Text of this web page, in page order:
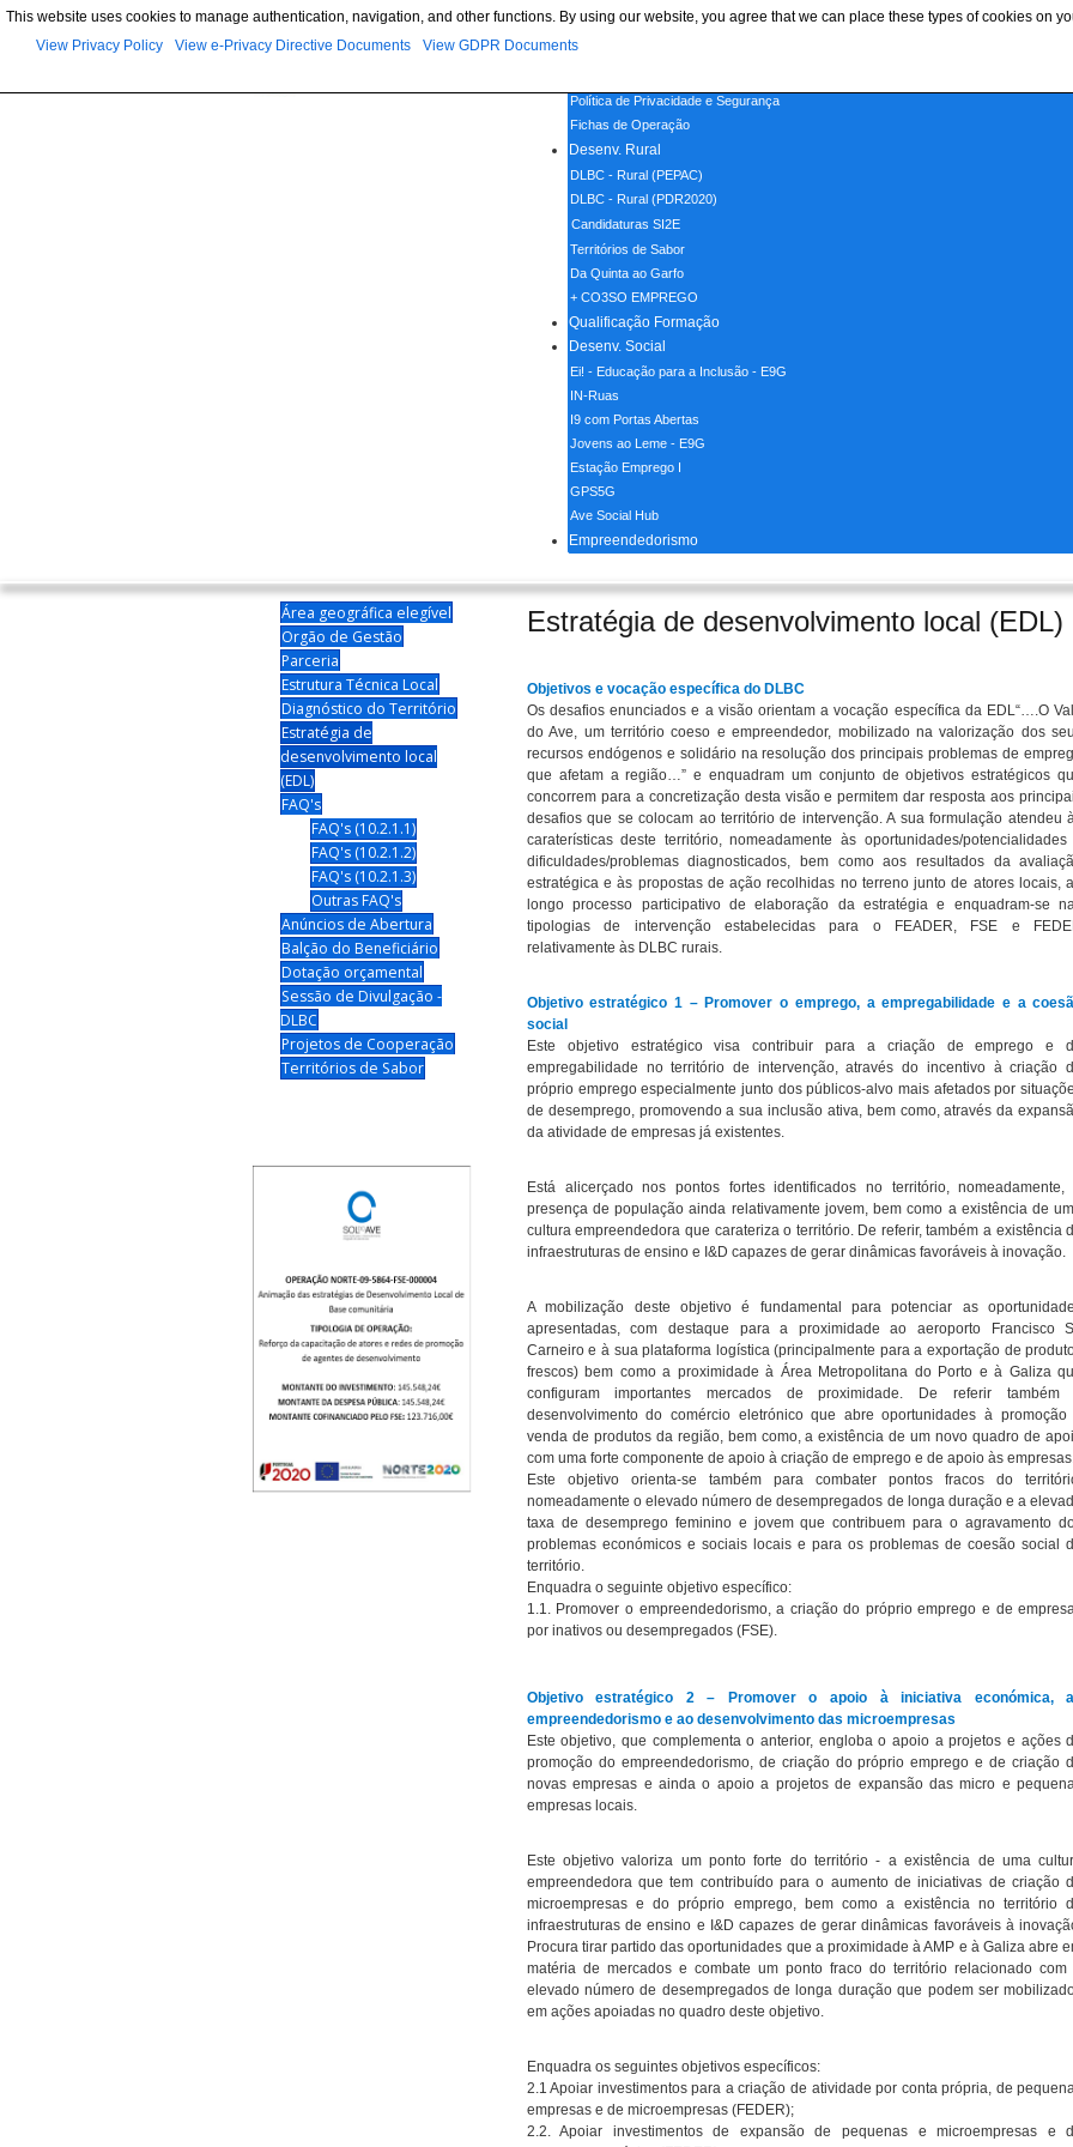
Home
Política de Privacidade e Segurança
Fichas de Operação
Desenv. Rural
DLBC - Rural (PEPAC)
DLBC - Rural (PDR2020)
Candidaturas SI2E
Territórios de Sabor
Da Quinta ao Garfo
+ CO3SO EMPREGO
Qualificação Formação
Desenv. Social
Ei! - Educação para a Inclusão - E9G
IN-Ruas
I9 com Portas Abertas
Jovens ao Leme - E9G
Estação Emprego I
GPS5G
Ave Social Hub
Empreendedorismo
Área geográfica elegível
Orgão de Gestão
Parceria
Estrutura Técnica Local
Diagnóstico do Território
Estratégia de
desenvolvimento local
(EDL)
FAQ's
FAQ's (10.2.1.1)
FAQ's (10.2.1.2)
FAQ's (10.2.1.3)
Outras FAQ's
Anúncios de Abertura
Balção do Beneficiário
Dotação orçamental
Sessão de Divulgação -
DLBC
Projetos de Cooperação
Territórios de Sabor
Estratégia de desenvolvimento local (EDL)
Objetivos e vocação específica do DLBC
Os desafios enunciados e a visão orientam a vocação específica da EDL“….O
do Ave, um território coeso e empreendedor, mobilizado na valorização dos
recursos endógenos e solidário na resolução dos principais problemas de
que afetam a região…” e enquadram um conjunto de objetivos estratégicos
concorrem para a concretização desta visão e permitem dar resposta aos
desafios que se colocam ao território de intervenção. A sua formulação atendeu
caraterísticas deste território, nomeadamente às oportunidades/potencialidades
dificuldades/problemas diagnosticados, bem como aos resultados da
estratégica e às propostas de ação recolhidas no terreno junto de atores locais,
longo processo participativo de elaboração da estratégia e enquadram-se
tipologias de intervenção estabelecidas para o FEADER, FSE e
relativamente às DLBC rurais.
Objetivo estratégico 1 – Promover o emprego, a empregabilidade e a
social
Este objetivo estratégico visa contribuir para a criação de emprego e
empregabilidade no território de intervenção, através do incentivo à criação
próprio emprego especialmente junto dos públicos-alvo mais afetados por
de desemprego, promovendo a sua inclusão ativa, bem como, através da
da atividade de empresas já existentes.
Está alicerçado nos pontos fortes identificados no território, nomeadamente,
presença de população ainda relativamente jovem, bem como a existência de
cultura empreendedora que carateriza o território. De referir, também a existência
infraestruturas de ensino e I&D capazes de gerar dinâmicas favoráveis à inovação.
A mobilização deste objetivo é fundamental para potenciar as
apresentadas, com destaque para a proximidade ao aeroporto Francisco
Carneiro e à sua plataforma logística (principalmente para a exportação de
frescos) bem como a proximidade à Área Metropolitana do Porto e à Galiza
configuram importantes mercados de proximidade. De referir também
desenvolvimento do comércio eletrónico que abre oportunidades à promoção
venda de produtos da região, bem como, a existência de um novo quadro de
com uma forte componente de apoio à criação de emprego e de apoio às
Este objetivo orienta-se também para combater pontos fracos do
nomeadamente o elevado número de desempregados de longa duração e a
taxa de desemprego feminino e jovem que contribuem para o agravamento
problemas económicos e sociais locais e para os problemas de coesão social
território.
Enquadra o seguinte objetivo específico:
1.1. Promover o empreendedorismo, a criação do próprio emprego e de
por inativos ou desempregados (FSE).
Objetivo estratégico 2 – Promover o apoio à iniciativa económica,
empreendedorismo e ao desenvolvimento das microempresas
Este objetivo, que complementa o anterior, engloba o apoio a projetos e ações
promoção do empreendedorismo, de criação do próprio emprego e de criação
novas empresas e ainda o apoio a projetos de expansão das micro e
empresas locais.
Este objetivo valoriza um ponto forte do território - a existência de uma
empreendedora que tem contribuído para o aumento de iniciativas de criação
microempresas e do próprio emprego, bem como a existência no território
infraestruturas de ensino e I&D capazes de gerar dinâmicas favoráveis à
Procura tirar partido das oportunidades que a proximidade à AMP e à Galiza abre
matéria de mercados e combate um ponto fraco do território relacionado com
elevado número de desempregados de longa duração que podem ser
em ações apoiadas no quadro deste objetivo.
Enquadra os seguintes objetivos específicos:
2.1 Apoiar investimentos para a criação de atividade por conta própria, de
empresas e de microempresas (FEDER);
2.2. Apoiar investimentos de expansão de pequenas e microempresas e
This website uses cookies to manage authentication, navigation, and other functions. By using our website, you agree that we can place these types of cookies on
View Privacy Policy
View e-Privacy Directive Documents View GDPR Documents